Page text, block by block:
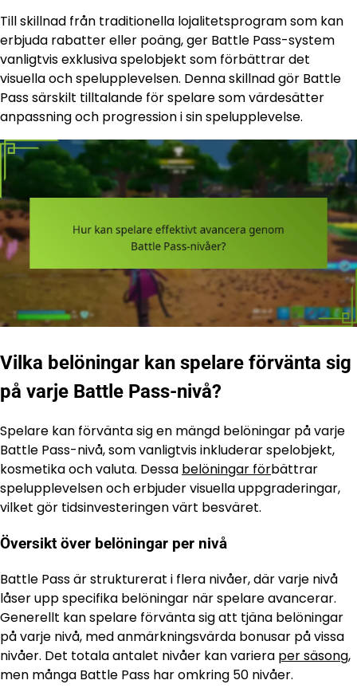
Till skillnad från traditionella lojalitetsprogram som kan
erbjuda rabatter eller poäng, ger Battle Pass-system
vanligtvis exklusiva spelobjekt som förbättrar det
visuella och spelupplevelsen. Denna skillnad gör Battle
Pass särskilt tilltalande för spelare som värdesätter
anpassning och progression i sin spelupplevelse.
Vilka belöningar kan spelare förvänta sig
på varje Battle Pass-nivå?
Spelare kan förvänta sig en mängd belöningar på varje
Battle Pass-nivå, som vanligtvis inkluderar spelobjekt,
kosmetika och valuta. Dessa belöningar förbättrar
spelupplevelsen och erbjuder visuella uppgraderingar,
vilket gör tidsinvesteringen värt besväret.
Översikt över belöningar per nivå
Battle Pass är strukturerat i flera nivåer, där varje nivå
låser upp specifika belöningar när spelare avancerar.
Generellt kan spelare förvänta sig att tjäna belöningar
på varje nivå, med anmärkningsvärda bonusar på vissa
nivåer. Det totala antalet nivåer kan variera per säsong,
men många Battle Pass har omkring 50 nivåer.